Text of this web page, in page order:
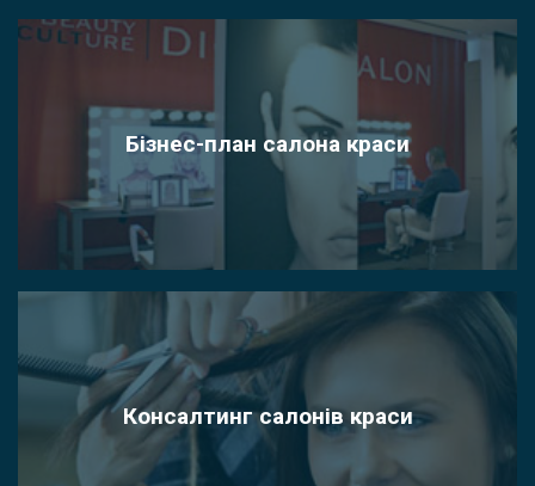
Бізнес-план салона краси
Консалтинг салонів краси